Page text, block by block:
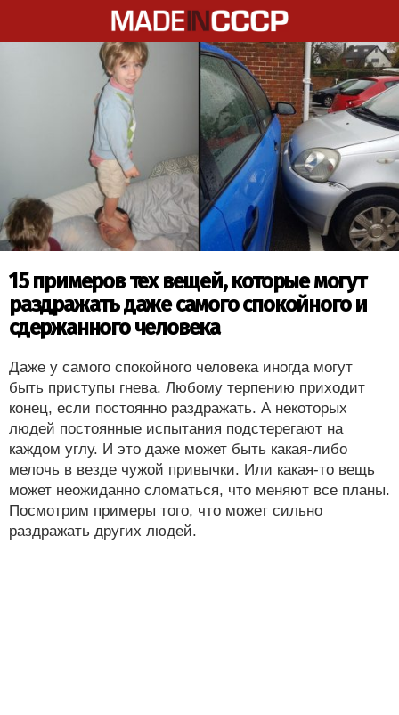
15 примеров тех вещей, которые могут
раздражать даже самого спокойного и
сдержанного человека
Даже у самого спокойного человека иногда могут
быть приступы гнева. Любому терпению приходит
конец, если постоянно раздражать. А некоторых
людей постоянные испытания подстерегают на
каждом углу. И это даже может быть какая-либо
мелочь в везде чужой привычки. Или какая-то вещь
может неожиданно сломаться, что меняют все планы.
Посмотрим примеры того, что может сильно
раздражать других людей.